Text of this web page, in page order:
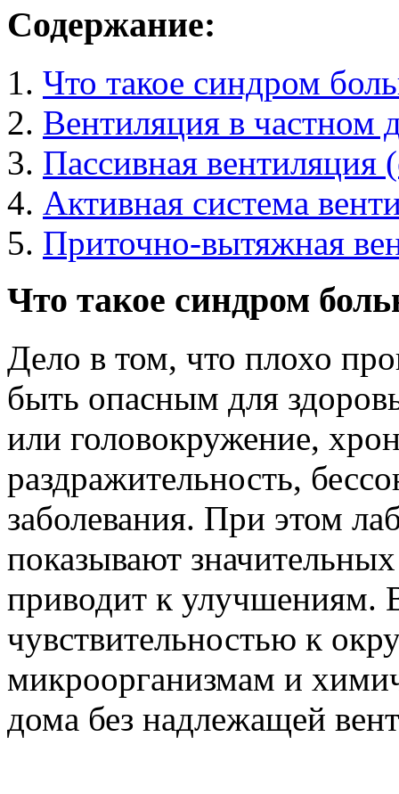
Содержание:
Что такое синдром
Вентиляция в частном
Пассивная вентиляция
Активная система
Приточно-вытяжная
Что такое синдром
Дело в том, что плохо
быть опасным для
или головокружение,
раздражительность,
заболевания. При этом
показывают
приводит к улучшениям.
чувствительностью к
микроорганизмам и
дома без надлежащей